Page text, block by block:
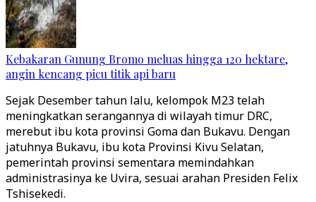
Kebakaran Gunung Bromo meluas hingga 120 hektare,
angin kencang picu titik api baru
Sejak Desember tahun lalu, kelompok M23 telah
meningkatkan serangannya di wilayah timur DRC,
merebut ibu kota provinsi Goma dan Bukavu. Dengan
jatuhnya Bukavu, ibu kota Provinsi Kivu Selatan,
pemerintah provinsi sementara memindahkan
administrasinya ke Uvira, sesuai arahan Presiden Felix
Tshisekedi.